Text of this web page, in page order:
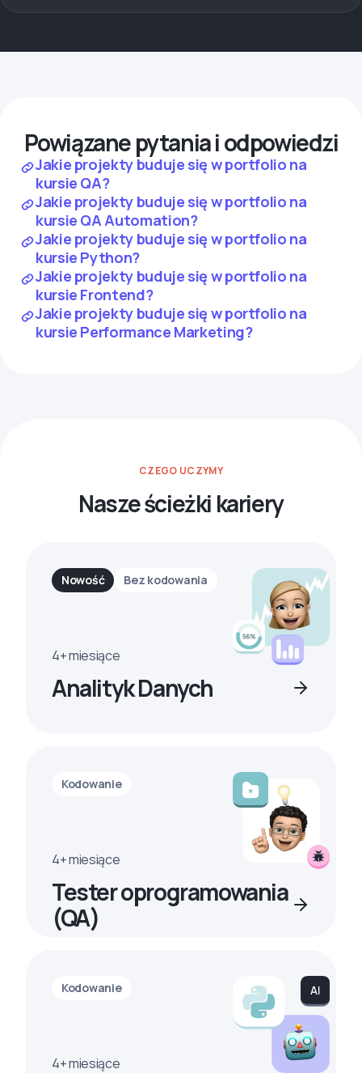
Powiązane pytania i odpowiedzi
Jakie projekty buduje się w portfolio na
kursie QA?
Jakie projekty buduje się w portfolio na
kursie QA Automation?
Jakie projekty buduje się w portfolio na
kursie Python?
Jakie projekty buduje się w portfolio na
kursie Frontend?
Jakie projekty buduje się w portfolio na
kursie Performance Marketing?
CZEGO UCZYMY
Nasze ścieżki kariery
Nowość Bez kodowania
4+ miesiące
Analityk Danych
Kodowanie
4+ miesiące
Tester oprogramowania
(QA)
Kodowanie
4+ miesiące